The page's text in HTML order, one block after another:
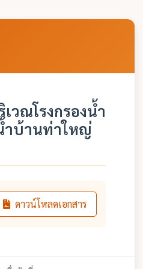
วณโรงกรองน้ำ
ำบ้านท่าใหญ่
ดาวน์โหลดเอกสาร